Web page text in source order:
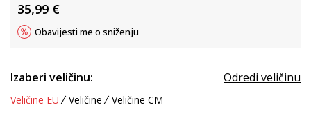
35,99 €
Obavijesti me o sniženju
Izaberi veličinu: Odredi veličinu
Veličine EU Veličine Veličine CM